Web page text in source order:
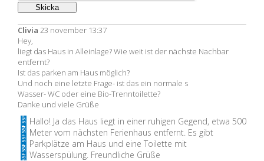
Clivia 23 november 13:37
Hey,
liegt das Haus in Alleinlage? Wie weit ist der nächste Nachbar
entfernt?
Ist das parken am Haus möglich?
Und noch eine letzte Frage- ist das ein normale s
Wasser- WC oder eine Bio-Trenntoilette?
Danke und viele Grüße
Hallo! Ja das Haus liegt in einer ruhigen Gegend, etwa 500
Meter vom nächsten Ferienhaus entfernt. Es gibt
Parkplätze am Haus und eine Toilette mit
Wasserspülung. Freundliche Grüße